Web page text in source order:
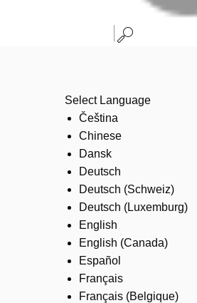
Select Language
Čeština
Chinese
Dansk
Deutsch
Deutsch (Schweiz)
Deutsch (Luxemburg)
English
English (Canada)
Español
Français
Français (Belgique)